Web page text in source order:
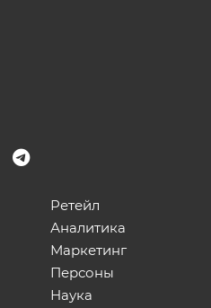
Ретейл
Аналитика
Маркетинг
Персоны
Наука